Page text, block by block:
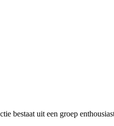
bestaat uit een groep